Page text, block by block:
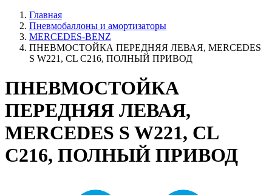
Главная
Пневмобаллоны и амортизаторы
MERCEDES-BENZ
ПНЕВМОСТОЙКА ПЕРЕДНЯЯ ЛЕВАЯ, MERCEDES
S W221, CL C216, ПОЛНЫЙ ПРИВОД
ПНЕВМОСТОЙКА
ПЕРЕДНЯЯ ЛЕВАЯ,
MERCEDES S W221, CL
C216, ПОЛНЫЙ ПРИВОД